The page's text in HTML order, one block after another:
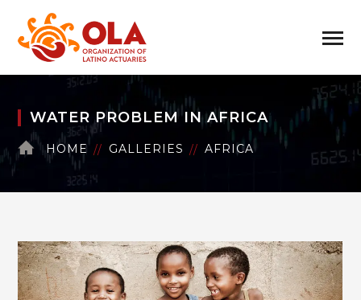
WATER PROBLEM IN AFRICA
HOME GALLERIES AFRICA